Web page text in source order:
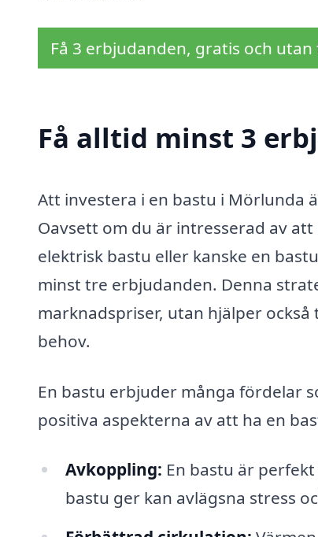
Få 3 erbjudanden, gratis och
Få alltid minst 3
Att investera i en bastu i Mörlunda
Oavsett om du är intresserad av
elektrisk bastu eller kanske en
minst tre erbjudanden. Denna
marknadspriser, utan hjälper
behov.
En bastu erbjuder många fördelar
positiva aspekterna av att ha en
Avkoppling: En bastu är
bastu ger kan avlägsna stress